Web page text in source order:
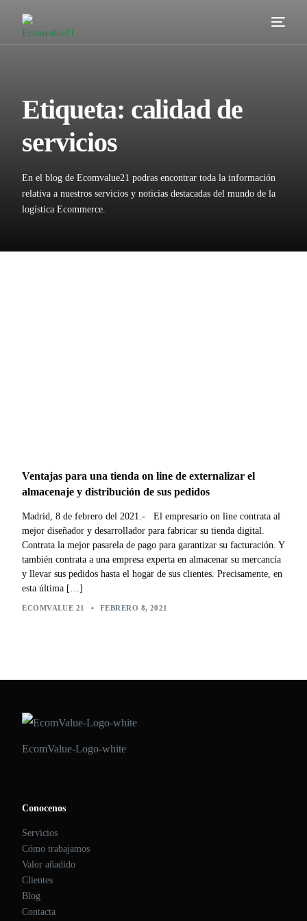
Etiqueta: calidad de
servicios
En el blog de Ecomvalue21 podras encontrar toda la información
relativa a nuestros servicios y noticias destacadas del mundo de la
logística Ecommerce.
Ventajas para una tienda on line de externalizar el
almacenaje y distribución de sus pedidos
Madrid, 8 de febrero del 2021.- El empresario on line contrata al
mejor diseñador y desarrollador para fabricar su tienda digital.
Contrata la mejor pasarela de pago para garantizar su facturación. Y
también contrata a una empresa experta en almacenar su mercancía
y llevar sus pedidos hasta el hogar de sus clientes. Precisamente, en
esta última […]
ECOMVALUE 21 • FEBRERO 8, 2021
EcomValue-Logo-white
Conocenos
Servicios
Cómo trabajamos
Valor añadido
Clientes
Blog
Contacta
Valor añadido
Blog